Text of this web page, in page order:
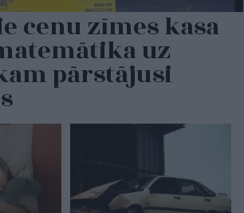
cenu zīmes kasa
uz
pārstājusi